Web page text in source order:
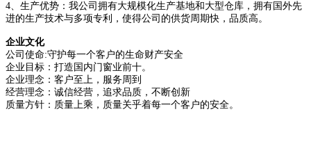
4、生产优势：我公司拥有大规模化生产基地和大型仓库，拥有国外先
进的生产技术与多项专利，使得公司的供货周期快，品质高。
企业文化
公司使命:守护每一个客户的生命财产安全
企业目标：打造国内门窗业前十。
企业理念：客户至上，服务周到
经营理念：诚信经营，追求品质，不断创新
质量方针：质量上乘，质量关乎着每一个客户的安全。